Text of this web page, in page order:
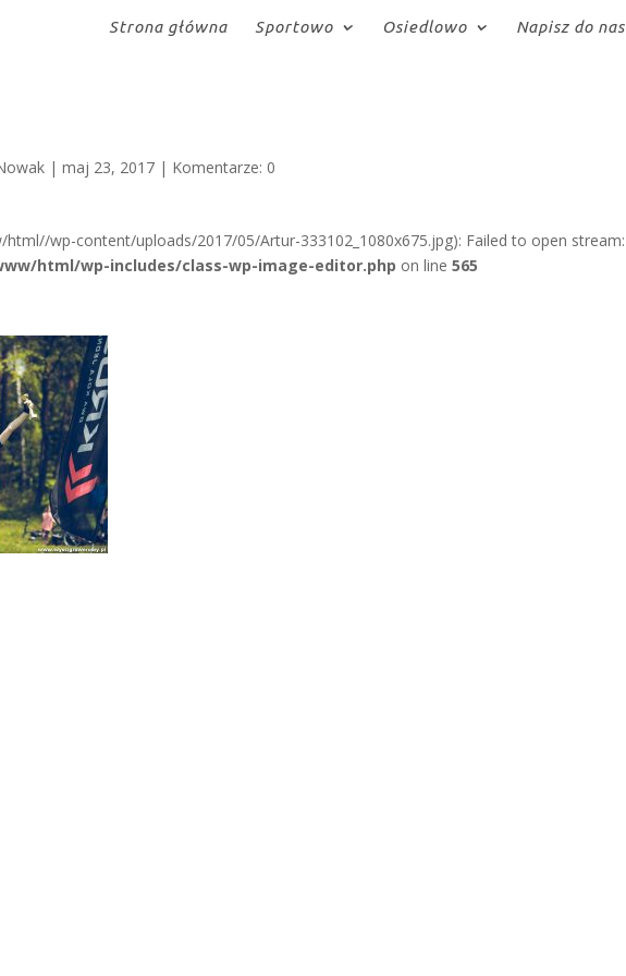
Strona główna Sportowo Osiedlowo Napisz do nas
|maj 23, 2017 | Komentarze: 0
html//wp-content/uploads/2017/05/Artur-333102_1080x675.jpg): Failed to open stream:
html/wp-includes/class-wp-image-editor.php on line565